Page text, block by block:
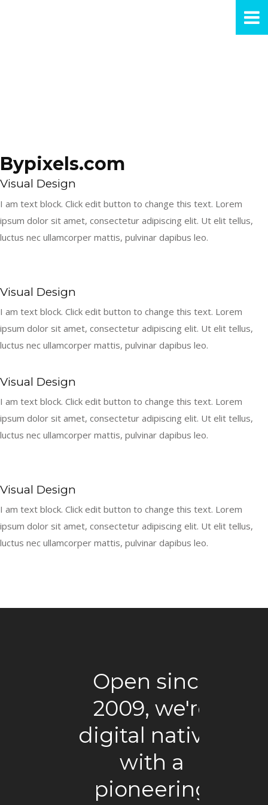
Bypixels.com
Visual Design
I am text block. Click edit button to change this text. Lorem
ipsum dolor sit amet, consectetur adipiscing elit. Ut elit tellus,
luctus nec ullamcorper mattis, pulvinar dapibus leo.
Visual Design
I am text block. Click edit button to change this text. Lorem
ipsum dolor sit amet, consectetur adipiscing elit. Ut elit tellus,
luctus nec ullamcorper mattis, pulvinar dapibus leo.
Visual Design
I am text block. Click edit button to change this text. Lorem
ipsum dolor sit amet, consectetur adipiscing elit. Ut elit tellus,
luctus nec ullamcorper mattis, pulvinar dapibus leo.
Visual Design
I am text block. Click edit button to change this text. Lorem
ipsum dolor sit amet, consectetur adipiscing elit. Ut elit tellus,
luctus nec ullamcorper mattis, pulvinar dapibus leo.
Open since
2009, we're
digital natives
with a
pioneering